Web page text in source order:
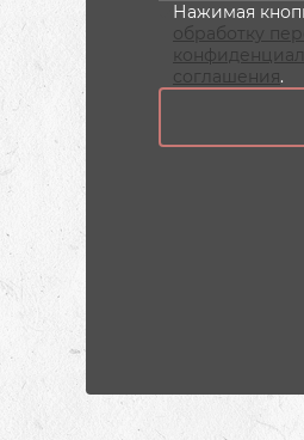
Нажимая
обработку
соглашения.